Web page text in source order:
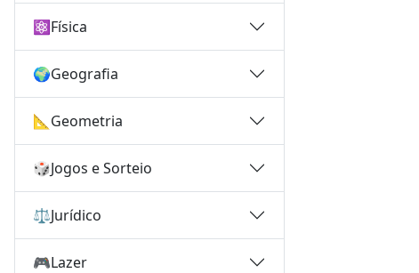
⚛️Física
🌍Geografia
📐 Geometria
🎲Jogos e Sorteio
⚖️Jurídico
🎮Lazer